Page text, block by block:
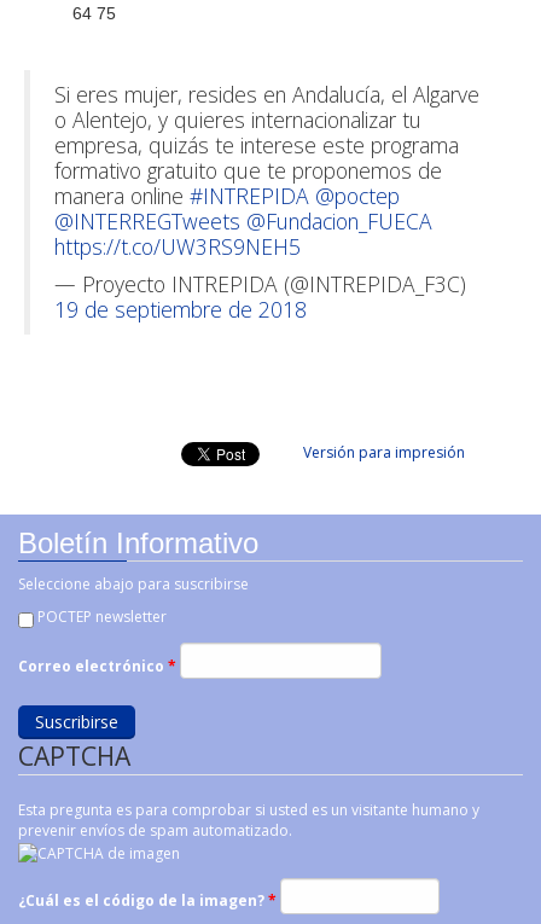
64 75
Si eres mujer, resides en Andalucía, el Algarve
o Alentejo, y quieres internacionalizar tu
empresa, quizás te interese este programa
formativo gratuito que te proponemos de
manera online #INTREPIDA @poctep
@INTERREGTweets @Fundacion_FUECA
https://t.co/UW3RS9NEH5
— Proyecto INTREPIDA (@INTREPIDA_F3C)
19 de septiembre de 2018
Versión para impresión
Boletín Informativo
Seleccione abajo para suscribirse
POCTEP newsletter
Correo electrónico *
CAPTCHA
Esta pregunta es para comprobar si usted es un visitante humano y
prevenir envíos de spam automatizado.
¿Cuál es el código de la imagen?*